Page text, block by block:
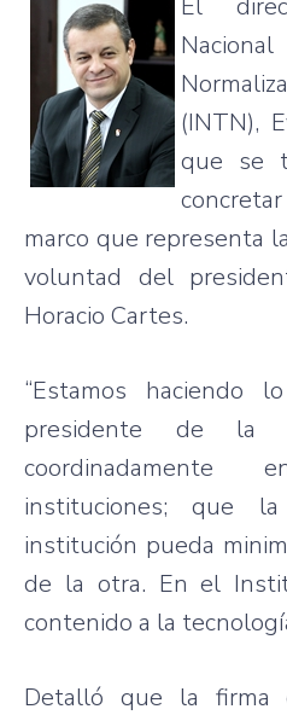
(INTN),
que se
marco que representa
voluntad del
Horacio Cartes.
“Estamos
presidente de la
instituciones; que
institución pueda
de la otra. En el
contenido a la
Detalló que la firma